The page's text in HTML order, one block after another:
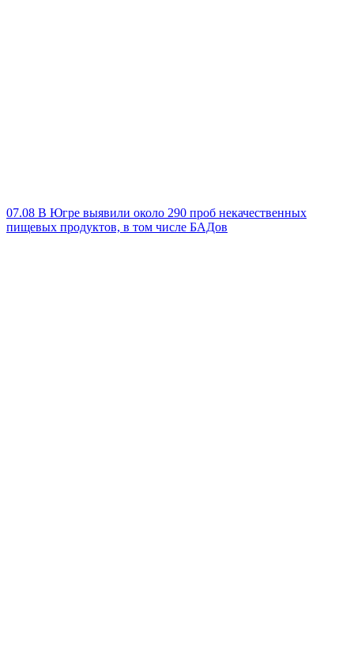
07.08 В Югре выявили около 290 проб некачественных
пищевых продуктов, в том числе БАДов